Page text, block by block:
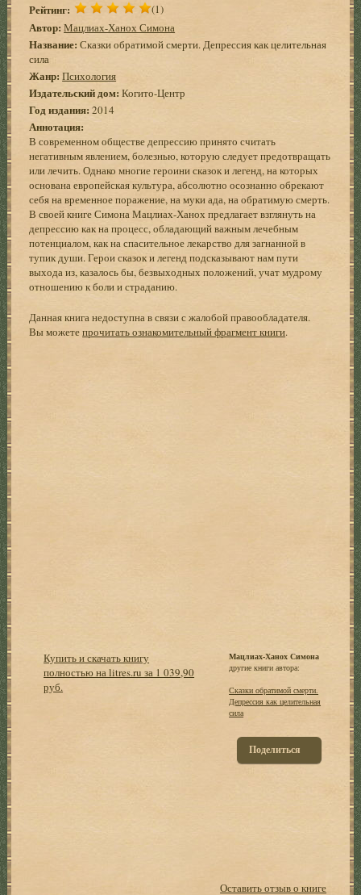
Рейтинг: (1)
Автор: Мацлиах-Ханох Симона
Название: Сказки обратимой смерти. Депрессия как целительная
сила
Жанр: Психология
Издательский дом: Когито-Центр
Год издания: 2014
Аннотация:
В современном обществе депрессию принято считать
негативным явлением, болезнью, которую следует предотвращать
или лечить. Однако многие героини сказок и легенд, на которых
основана европейская культура, абсолютно осознанно обрекают
себя на временное поражение, на муки ада, на обратимую смерть.
В своей книге Симона Мацлиах-Ханох предлагает взглянуть на
депрессию как на процесс, обладающий важным лечебным
потенциалом, как на спасительное лекарство для загнанной в
тупик души. Герои сказок и легенд подсказывают нам пути
выхода из, казалось бы, безвыходных положений, учат мудрому
отношению к боли и страданию.
Данная книга недоступна в связи с жалобой правообладателя.
Вы можетепрочитать ознакомительный фрагмент книги.
Купить и скачать книгу
полностью на litres.ru за 1 039,90
руб.
Мацлиах-Ханох Симона
другие книги автора:
Сказки обратимой смерти.
Депрессия как целительная
сила
Поделиться
Оставить отзыв о книге